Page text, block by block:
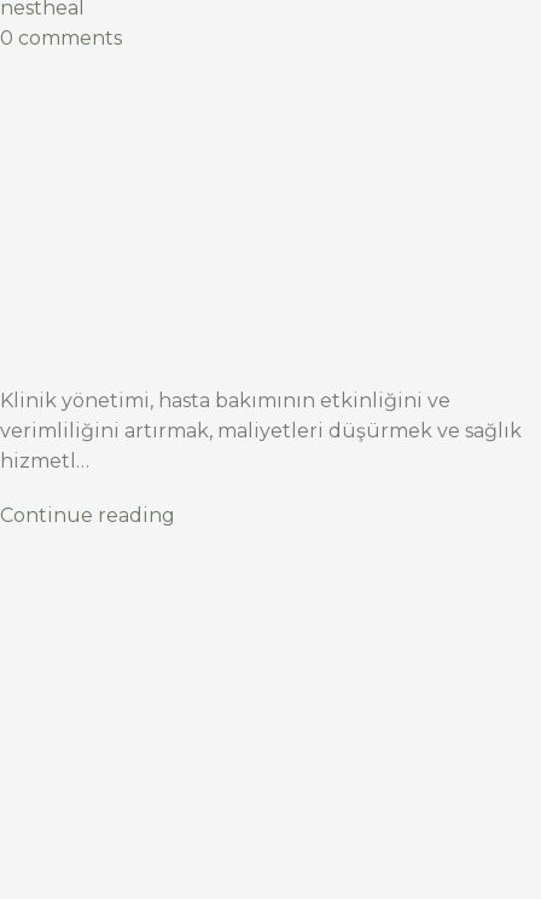
nestheal
0 comments
Klinik yönetimi, hasta bakımının etkinliğini ve
verimliliğini artırmak, maliyetleri düşürmek ve sağlık
hizmetl…
Continue reading